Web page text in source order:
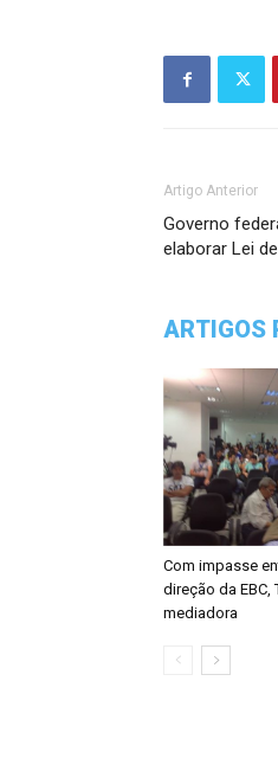
Artigo Anterior
Governo
elaborar Lei
ARTIGOS
Com impasse
direção da EBC,
mediadora